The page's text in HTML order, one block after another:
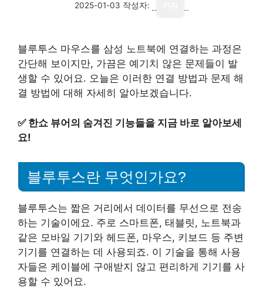
2025-01-03 작성자:
블루투스 마우스를 삼성 노트북에 연결하는 과정은
간단해 보이지만, 가끔은 예기치 않은 문제들이 발
생할 수 있어요. 오늘은 이러한 연결 방법과 문제 해
결 방법에 대해 자세히 알아보겠습니다.
✅ 한쇼 뷰어의 숨겨진 기능들을 지금 바로 알아보세
요!
블루투스란 무엇인가요?
블루투스는 짧은 거리에서 데이터를 무선으로 전송
하는 기술이에요. 주로 스마트폰, 태블릿, 노트북과
같은 모바일 기기와 헤드폰, 마우스, 키보드 등 주변
기기를 연결하는 데 사용되죠. 이 기술을 통해 사용
자들은 케이블에 구애받지 않고 편리하게 기기를 사
용할 수 있어요.